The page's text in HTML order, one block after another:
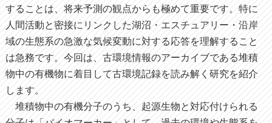
することは、将来予測の観点からも極めて重要です。特に
人間活動と密接にリンクした湖沼・エスチュアリー・沿岸
域の生態系の急激な気候変動に対する応答を理解すること
は急務です。今回は、古環境情報のアーカイブである堆積
物中の有機物に着目して古環境記録を読み解く研究を紹介
します。
堆積物中の有機分子のうち、起源生物と対応付けられる